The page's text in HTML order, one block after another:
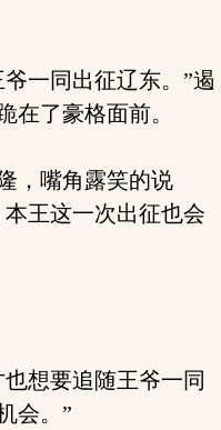
一同出征辽东。”遏
在了豪格面前。
，嘴角露笑的说
王这一次出征也会
想要追随王爷一同
会。”